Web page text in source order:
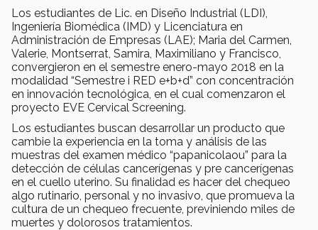
Los estudiantes de Lic. en Diseño Industrial (LDI),
Ingeniería Biomédica (IMD) y Licenciatura en
Administración de Empresas (LAE); Maria del Carmen,
Valerie, Montserrat, Samira, Maximiliano y Francisco,
convergieron en el semestre enero-mayo 2018 en la
modalidad “Semestre i RED e+b+d” con concentración
en innovación tecnológica, en el cual comenzaron el
proyecto EVE Cervical Screening.
Los estudiantes buscan desarrollar un producto que
cambie la experiencia en la toma y análisis de las
muestras del examen médico “papanicolaou” para la
detección de células cancerígenas y pre cancerígenas
en el cuello uterino. Su finalidad es hacer del chequeo
algo rutinario, personal y no invasivo, que promueva la
cultura de un chequeo frecuente, previniendo miles de
muertes y dolorosos tratamientos.